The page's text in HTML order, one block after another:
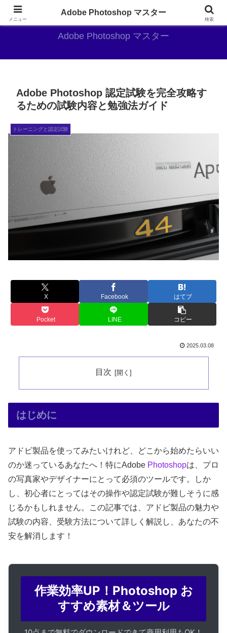
AdobePhotoshopがやっぱり最強
Adobe Photoshop マスター
Adobe Photoshop 認定試験を完全攻略す
るための試験内容と勉強法ガイド
トレーニングと認定試験
X Facebook はてブ
Pocket LINE コピー
2025.03.08
目次
はじめに
アドビ製品を使ってみたいけれど、どこから始めたらいい
のか迷っているあなたへ！特にAdobe Photoshopは、プロ
の写真家やデザイナーにとって必須のツールです。しか
し、初心者にとってはその操作や認定試験が難しそうに感
じるかもしれません。この記事では、アドビ製品の魅力や
試験の内容、受験方法について詳しく解説し、あなたの不
安を解消します！
作業効率UP！Photoshop お
すすめ素材＆ツール
メニュー
Adobe Photoshop マスター
検索